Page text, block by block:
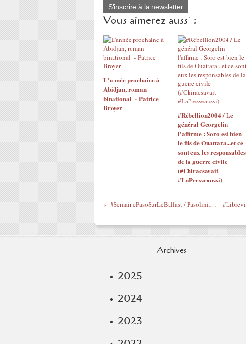
S'inscrire à la newsletter
Vous aimerez aussi :
L'année prochaine à
Abidjan, roman
binational - Patrice
Broyer
#Rébellion2004 / Le
général Georgelin
l'affirme : Soro est bien
le fils de Ouattara...et ce
sont eux les responsables
de la guerre civile
(#Chiracsavait
#LaPresseaussi)
#SemainePasoSurLeBallast / Pasolini, par-delà les détournements (#JuliePaquette)
Archives
2025
2024
2023